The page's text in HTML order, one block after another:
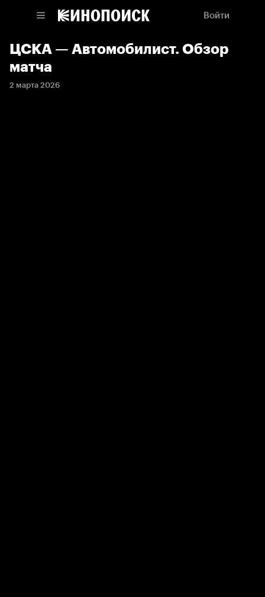
Войти
ЦСКА — Автомобилист. Обзор
матча
2 марта 2026